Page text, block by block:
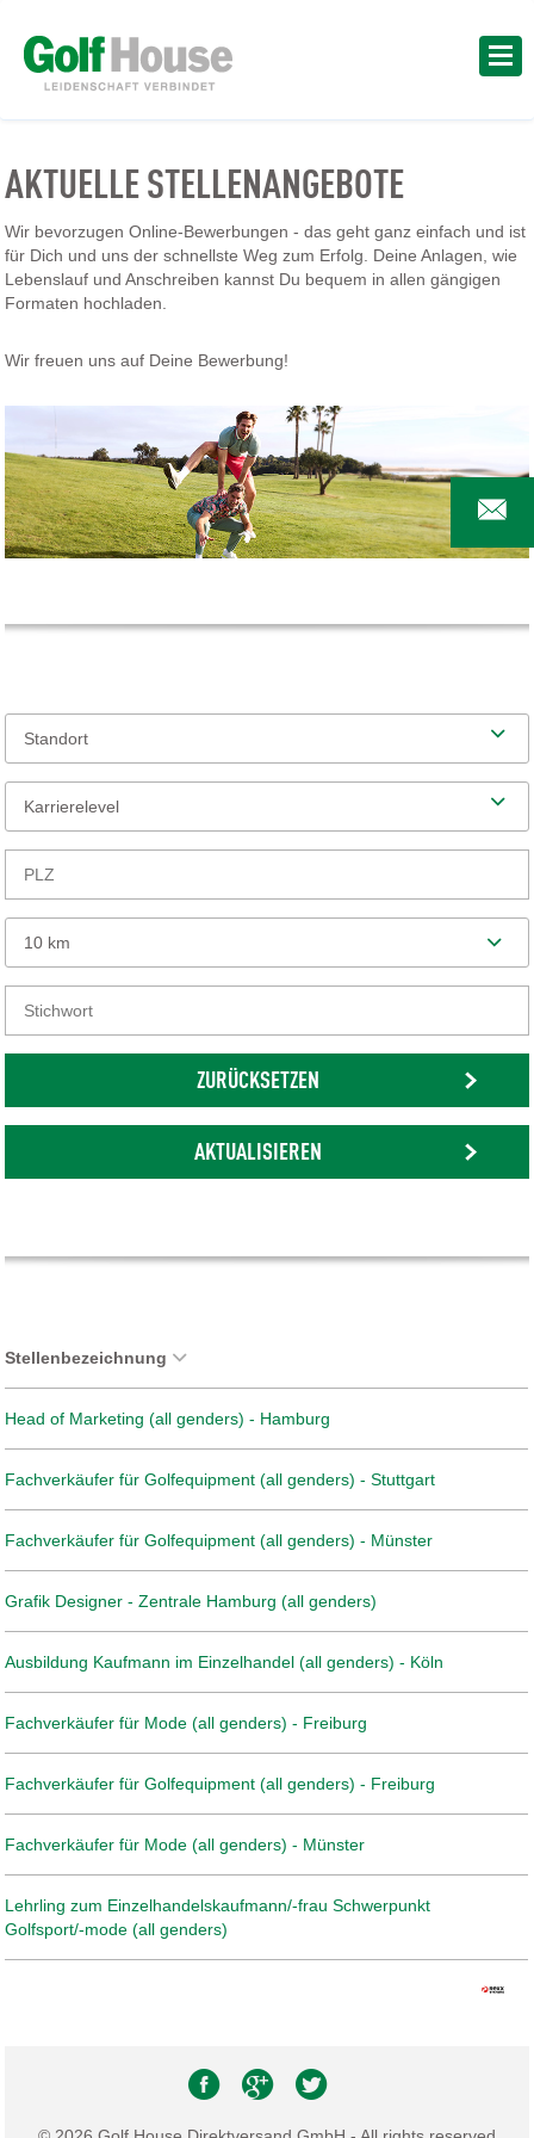
AKTUELLE STELLENANGEBOTE
Wir bevorzugen Online-Bewerbungen - das geht ganz einfach und ist
für Dich und uns der schnellste Weg zum Erfolg. Deine Anlagen, wie
Lebenslauf und Anschreiben kannst Du bequem in allen gängigen
Formaten hochladen.
Wir freuen uns auf Deine Bewerbung!
Standort
Karrierelevel
10 km
ZURÜCKSETZEN
AKTUALISIEREN
Stellenbezeichnung
Head of Marketing (all genders) - Hamburg
Fachverkäufer für Golfequipment (all genders) - Stuttgart
Fachverkäufer für Golfequipment (all genders) - Münster
Grafik Designer - Zentrale Hamburg (all genders)
Ausbildung Kaufmann im Einzelhandel (all genders) - Köln
Fachverkäufer für Mode (all genders) - Freiburg
Fachverkäufer für Golfequipment (all genders) - Freiburg
Fachverkäufer für Mode (all genders) - Münster
Lehrling zum Einzelhandelskaufmann/-frau Schwerpunkt
Golfsport/-mode (all genders)